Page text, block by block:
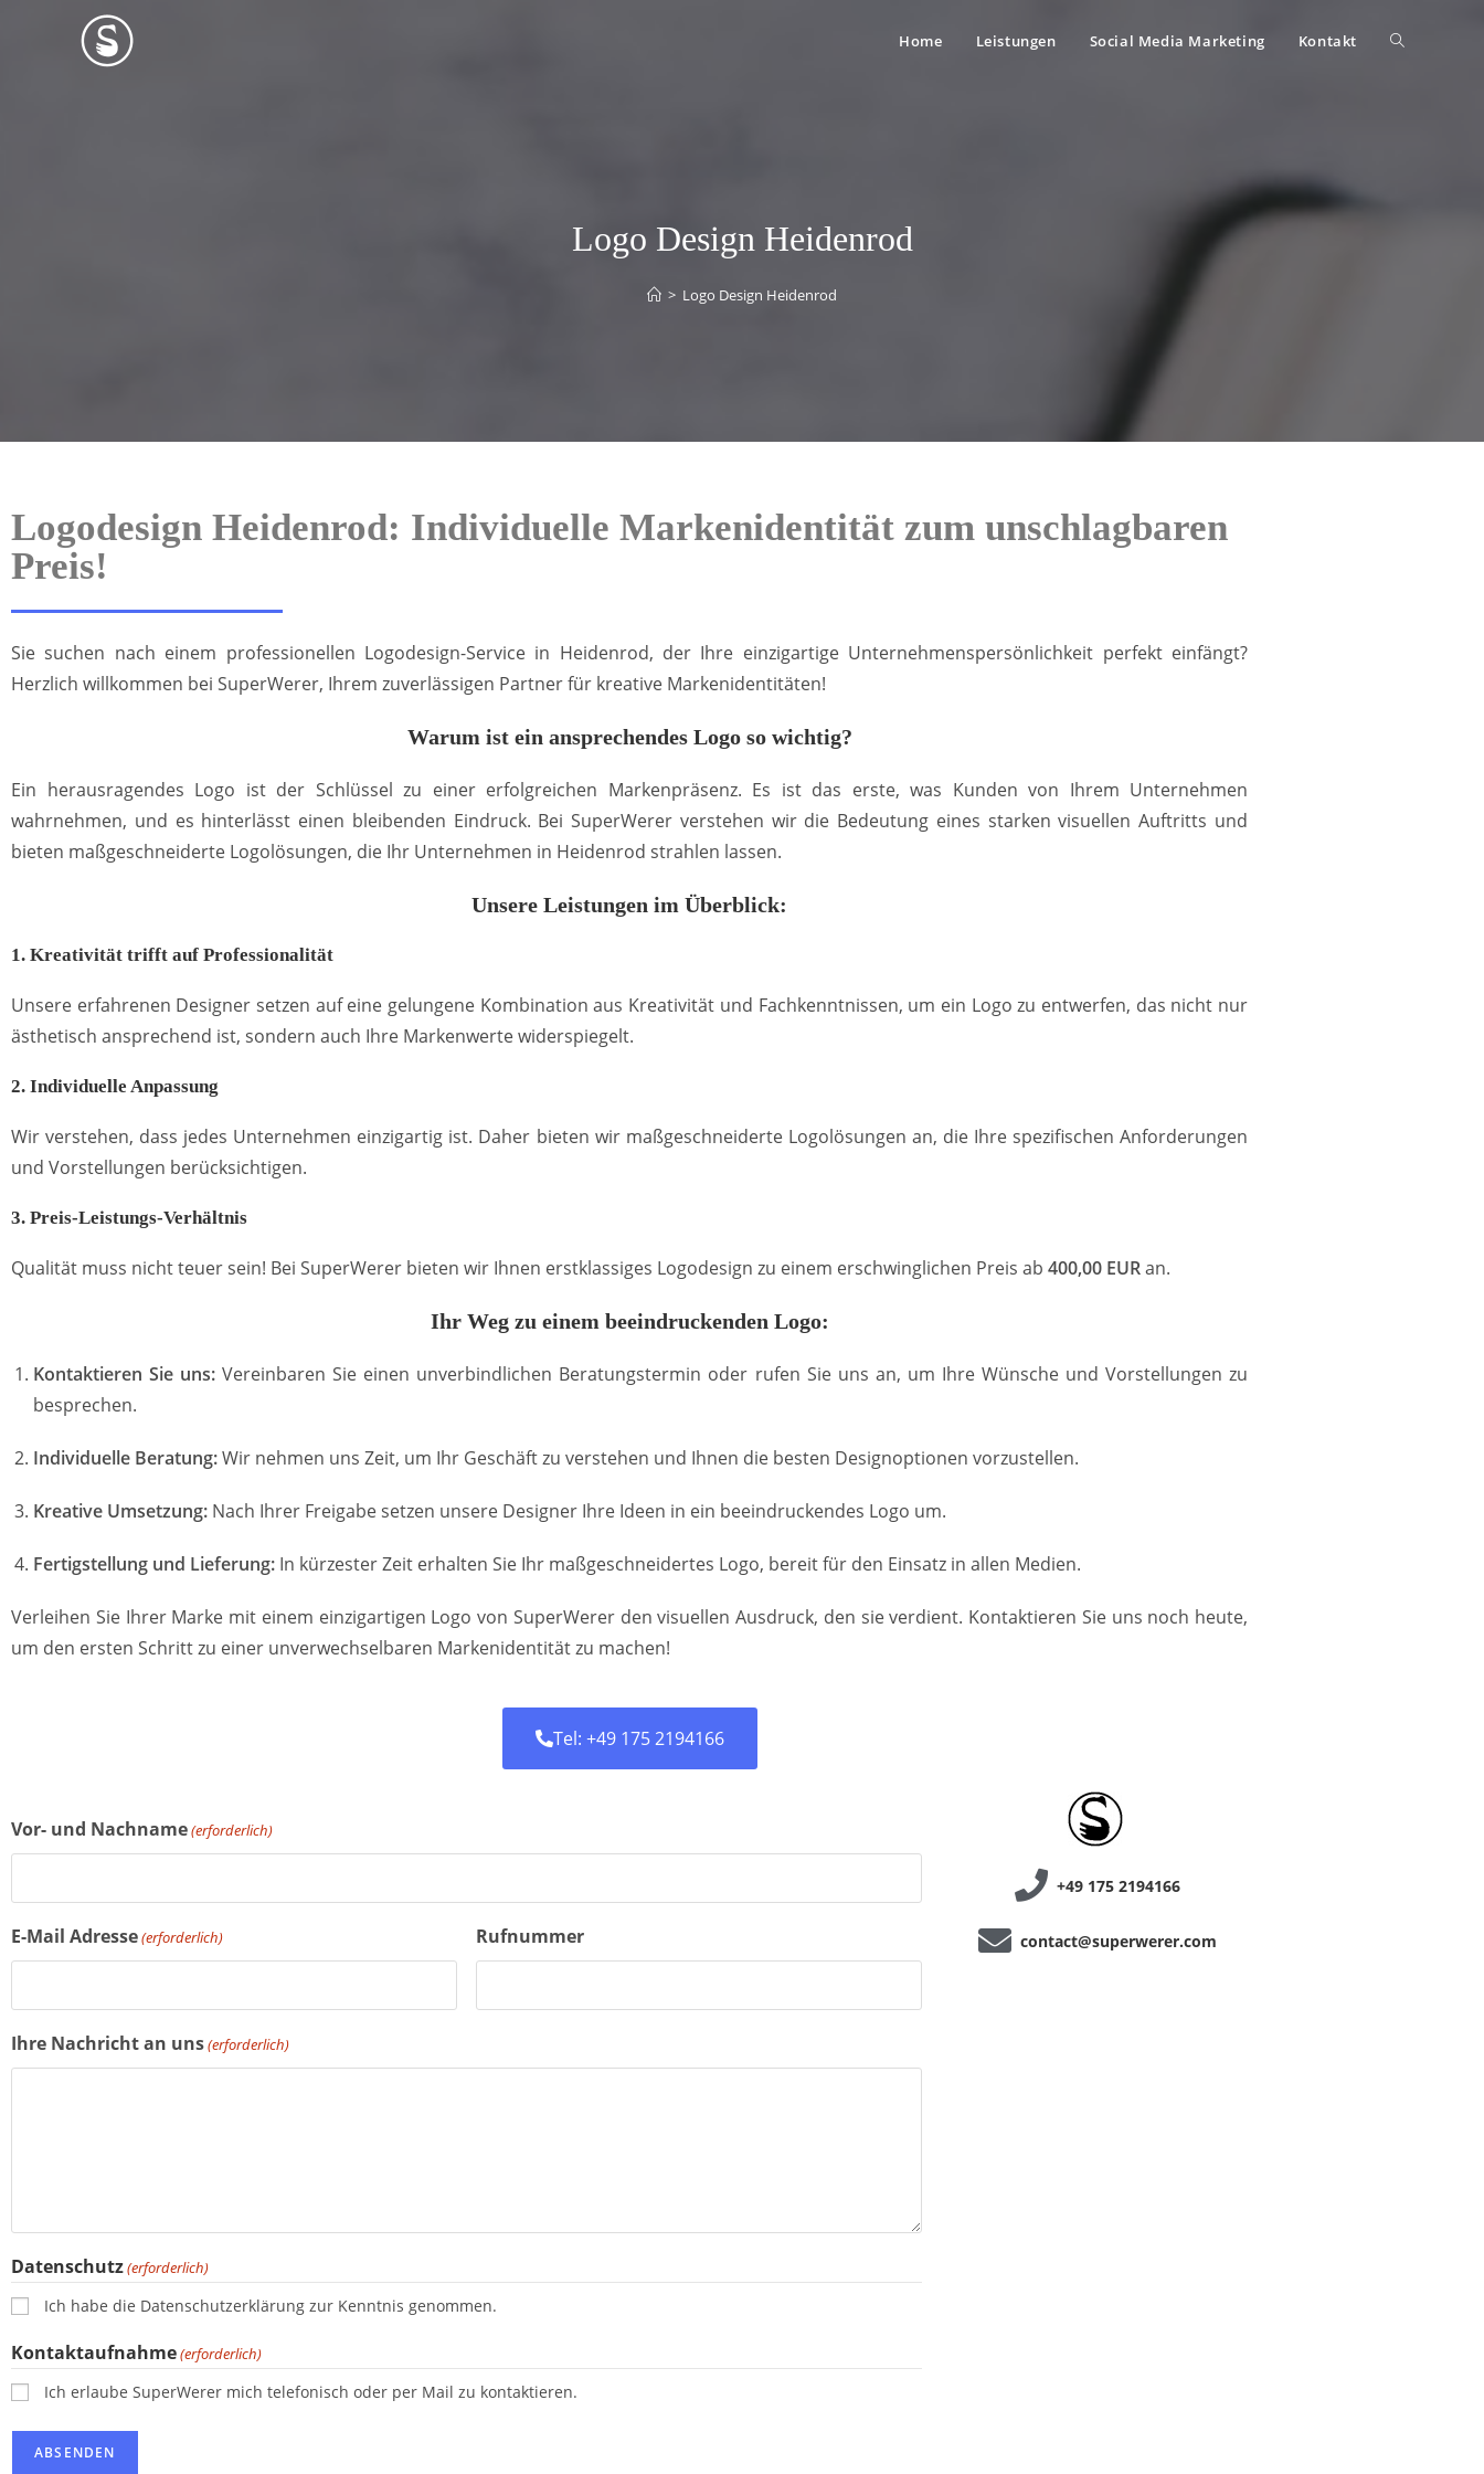
Home Leistungen Social Media Marketing Kontakt
Logo Design Heidenrod
> Logo Design Heidenrod
Logodesign Heidenrod: Individuelle Markenidentität zum unschlagbaren
Preis!
Sie suchen nach einem professionellen Logodesign-Service in Heidenrod, der Ihre einzigartige Unternehmenspersönlichkeit perfekt einfängt?
Herzlich willkommen bei SuperWerer, Ihrem zuverlässigen Partner für kreative Markenidentitäten!
Warum ist ein ansprechendes Logo so wichtig?
Ein herausragendes Logo ist der Schlüssel zu einer erfolgreichen Markenpräsenz. Es ist das erste, was Kunden von Ihrem Unternehmen
wahrnehmen, und es hinterlässt einen bleibenden Eindruck. Bei SuperWerer verstehen wir die Bedeutung eines starken visuellen Auftritts und
bieten maßgeschneiderte Logolösungen, die Ihr Unternehmen in Heidenrod strahlen lassen.
Unsere Leistungen im Überblick:
1. Kreativität trifft auf Professionalität
Unsere erfahrenen Designer setzen auf eine gelungene Kombination aus Kreativität und Fachkenntnissen, um ein Logo zu entwerfen, das nicht nur
ästhetisch ansprechend ist, sondern auch Ihre Markenwerte widerspiegelt.
2. Individuelle Anpassung
Wir verstehen, dass jedes Unternehmen einzigartig ist. Daher bieten wir maßgeschneiderte Logolösungen an, die Ihre spezifischen Anforderungen
und Vorstellungen berücksichtigen.
3. Preis-Leistungs-Verhältnis
Qualität muss nicht teuer sein! Bei SuperWerer bieten wir Ihnen erstklassiges Logodesign zu einem erschwinglichen Preis ab 400,00 EURan.
Ihr Weg zu einem beeindruckenden Logo:
Kontaktieren Sie uns: Vereinbaren Sie einen unverbindlichen Beratungstermin oder rufen Sie uns an, um Ihre Wünsche und Vorstellungen zu
besprechen.
Individuelle Beratung:Wir nehmen uns Zeit, um Ihr Geschäft zu verstehen und Ihnen die besten Designoptionen vorzustellen.
Kreative Umsetzung: Nach Ihrer Freigabe setzen unsere Designer Ihre Ideen in ein beeindruckendes Logo um.
Fertigstellung und Lieferung: In kürzester Zeit erhalten Sie Ihr maßgeschneidertes Logo, bereit für den Einsatz in allen Medien.
Verleihen Sie Ihrer Marke mit einem einzigartigen Logo von SuperWerer den visuellen Ausdruck, den sie verdient. Kontaktieren Sie uns noch heute,
um den ersten Schritt zu einer unverwechselbaren Markenidentität zu machen!
Tel: +49 175 2194166
Vor- und Nachname(erforderlich)
E-Mail Adresse(erforderlich) Rufnummer
Ihre Nachricht an uns(erforderlich)
Datenschutz(erforderlich)
Ich habe die Datenschutzerklärung zur Kenntnis genommen.
Kontaktaufnahme(erforderlich)
Ich erlaube SuperWerer mich telefonisch oder per Mail zu kontaktieren.
+49 175 2194166
contact@superwerer.com